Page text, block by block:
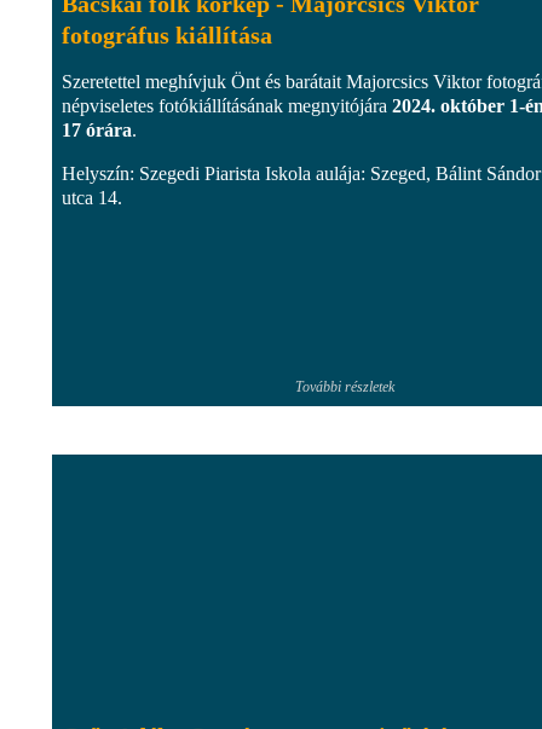
fotográfus kiállítása
Szeretettel meghívjuk Önt és barátait Majorcsics Viktor
népviseletes fotókiállításának megnyitójára 2024. október 1-
17 órára.
Helyszín: Szegedi Piarista Iskola aulája: Szeged, Bálint Sándor
utca 14.
További részletek